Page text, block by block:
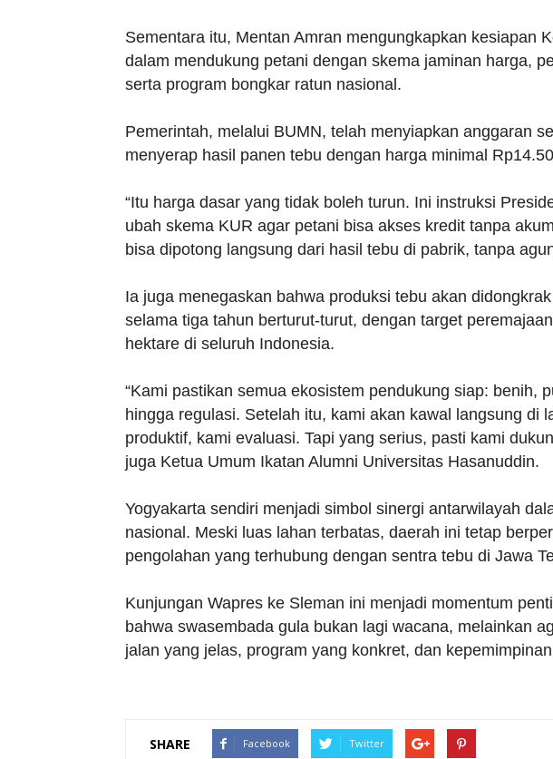
Sementara itu, Mentan Amran mengungkapkan kesiapan
dalam mendukung petani dengan skema jaminan harga,
serta program bongkar ratun nasional.
Pemerintah, melalui BUMN, telah menyiapkan anggaran
menyerap hasil panen tebu dengan harga minimal
“Itu harga dasar yang tidak boleh turun. Ini instruksi
ubah skema KUR agar petani bisa akses kredit tanpa
bisa dipotong langsung dari hasil tebu di pabrik, tanpa
Ia juga menegaskan bahwa produksi tebu akan
selama tiga tahun berturut-turut, dengan target
hektare di seluruh Indonesia.
“Kami pastikan semua ekosistem pendukung siap: benih,
hingga regulasi. Setelah itu, kami akan kawal langsung di
produktif, kami evaluasi. Tapi yang serius, pasti kami
juga Ketua Umum Ikatan Alumni Universitas Hasanuddin.
Yogyakarta sendiri menjadi simbol sinergi antarwilayah
nasional. Meski luas lahan terbatas, daerah ini tetap
pengolahan yang terhubung dengan sentra tebu di Jawa
Kunjungan Wapres ke Sleman ini menjadi momentum
bahwa swasembada gula bukan lagi wacana, melainkan
jalan yang jelas, program yang konkret, dan
SHARE Facebook Twitter